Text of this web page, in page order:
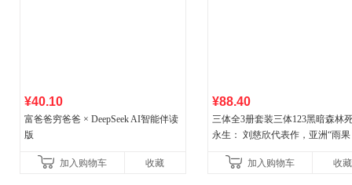
¥40.10
富爸爸穷爸爸 × DeepSeek AI智能伴读
版
加入购物车 收藏
¥88.40
三体全3册套装三体123黑暗森林
永生： 刘慈欣代表作，亚洲“雨果
小说代表作加入购物车 收藏